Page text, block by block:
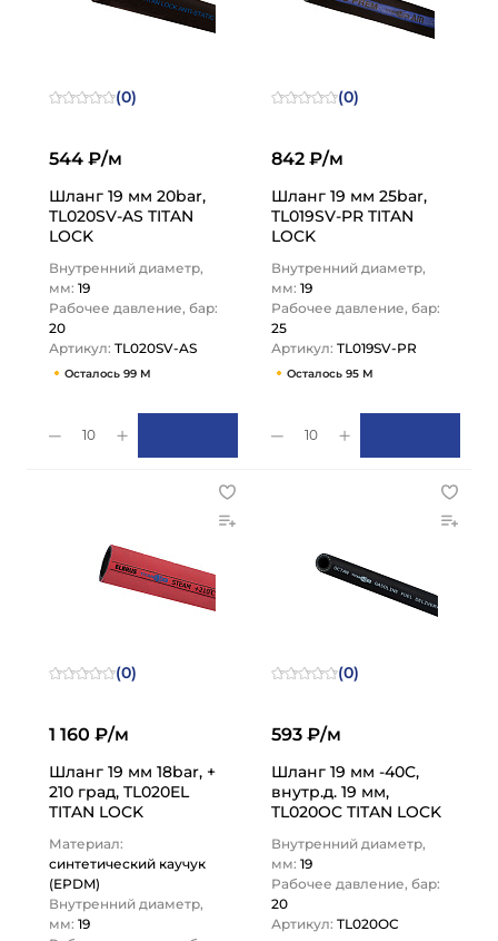
(0)
544 ₽/м
Шланг 19 мм 20bar,
TL020SV-AS TITAN
LOCK
Внутренний диаметр,
мм: 19
Рабочее давление, бар:
20
Артикул: TL020SV-AS
Осталось 99 М
10
(0)
842 ₽/м
Шланг 19 мм 25bar,
TL019SV-PR TITAN
LOCK
Внутренний диаметр,
мм: 19
Рабочее давление, бар:
25
Артикул: TL019SV-PR
Осталось 95 М
10
(0)
1 160 ₽/м
Шланг 19 мм 18bar, +
210 град, TL020EL
TITAN LOCK
Материал:
синтетический каучук
(EPDM)
Внутренний диаметр,
мм: 19
(0)
593 ₽/м
Шланг 19 мм -40C,
внутр.д. 19 мм,
TL020OC TITAN LOCK
Внутренний диаметр,
мм: 19
Рабочее давление, бар:
20
Артикул: TL020OC